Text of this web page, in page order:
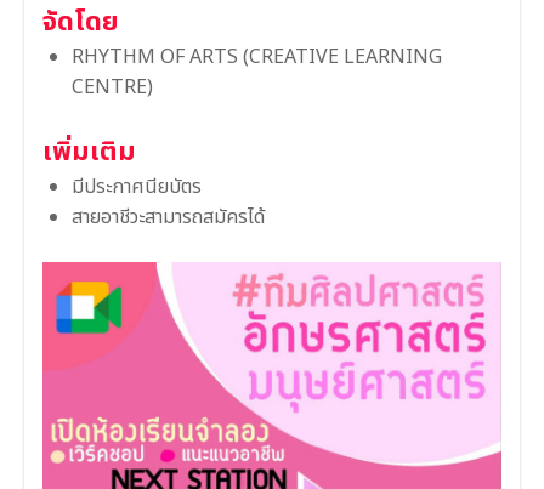
จัดโดย
RHYTHM OF ARTS (CREATIVE LEARNING
CENTRE)
เพิ่มเติม
มีประกาศนียบัตร
สายอาชีวะสามารถสมัครได้